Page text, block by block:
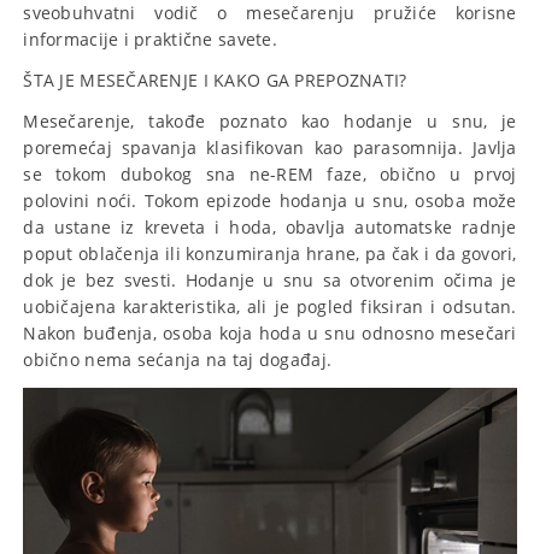
sveobuhvatni vodič o mesečarenju pružiće korisne
informacije i praktične savete.
ŠTA JE MESEČARENJE I KAKO GA PREPOZNATI?
Mesečarenje, takođe poznato kao hodanje u snu, je
poremećaj spavanja klasifikovan kao parasomnija. Javlja
se tokom dubokog sna ne-REM faze, obično u prvoj
polovini noći. Tokom epizode hodanja u snu, osoba može
da ustane iz kreveta i hoda, obavlja automatske radnje
poput oblačenja ili konzumiranja hrane, pa čak i da govori,
dok je bez svesti. Hodanje u snu sa otvorenim očima je
uobičajena karakteristika, ali je pogled fiksiran i odsutan.
Nakon buđenja, osoba koja hoda u snu odnosno mesečari
obično nema sećanja na taj događaj.